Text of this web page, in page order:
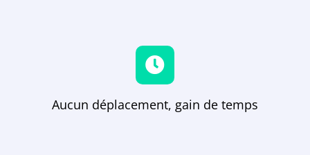
Aucun déplacement, gain de temps